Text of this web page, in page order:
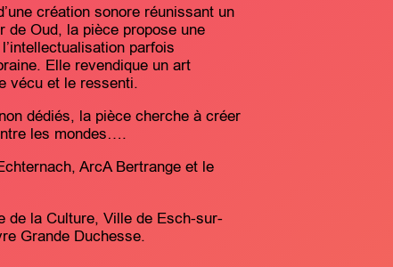
création sonore réunissant un
de Oud, la pièce propose une
parfois
Elle revendique un art
vécu et le ressenti.
dédiés, la pièce cherche à créer
les mondes….
ArcA Bertrange et le
de la Culture, Ville de Esch-sur-
Grande Duchesse.